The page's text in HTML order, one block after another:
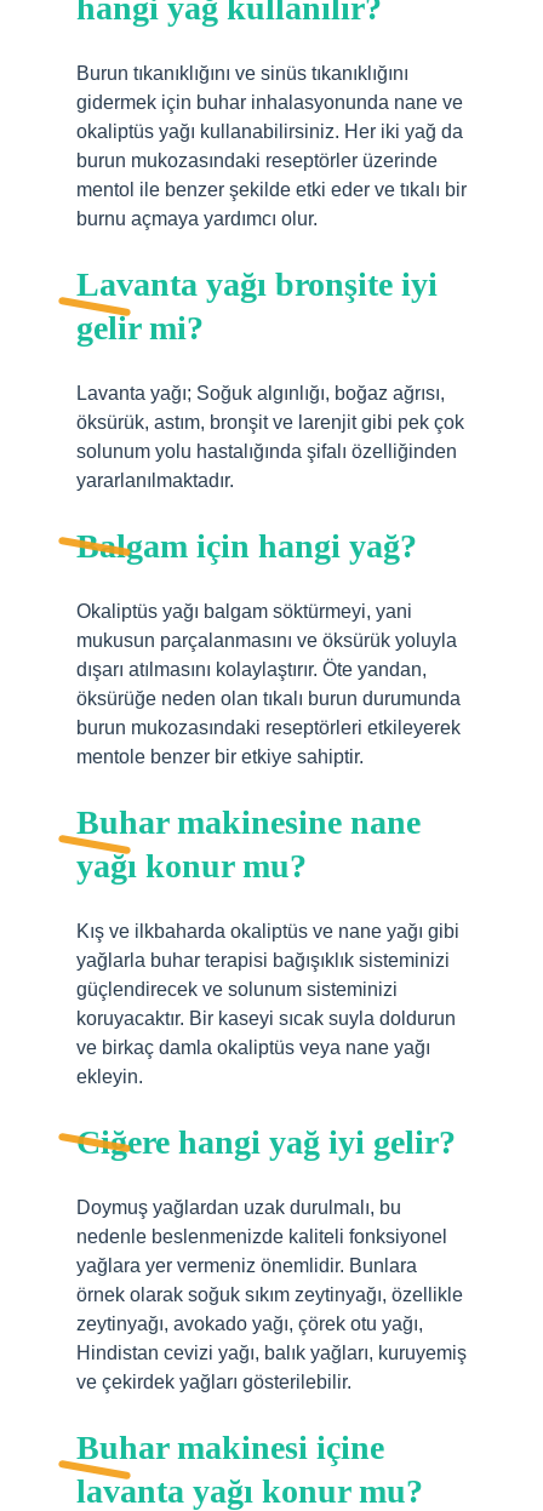
hangi yağ kullanılır?
Burun tıkanıklığını ve sinüs tıkanıklığını
gidermek için buhar inhalasyonunda nane ve
okaliptüs yağı kullanabilirsiniz. Her iki yağ da
burun mukozasındaki reseptörler üzerinde
mentol ile benzer şekilde etki eder ve tıkalı bir
burnu açmaya yardımcı olur.
Lavanta yağı bronşite iyi
gelir mi?
Lavanta yağı; Soğuk algınlığı, boğaz ağrısı,
öksürük, astım, bronşit ve larenjit gibi pek çok
solunum yolu hastalığında şifalı özelliğinden
yararlanılmaktadır.
Balgam için hangi yağ?
Okaliptüs yağı balgam söktürmeyi, yani
mukusun parçalanmasını ve öksürük yoluyla
dışarı atılmasını kolaylaştırır. Öte yandan,
öksürüğe neden olan tıkalı burun durumunda
burun mukozasındaki reseptörleri etkileyerek
mentole benzer bir etkiye sahiptir.
Buhar makinesine nane
yağı konur mu?
Kış ve ilkbaharda okaliptüs ve nane yağı gibi
yağlarla buhar terapisi bağışıklık sisteminizi
güçlendirecek ve solunum sisteminizi
koruyacaktır. Bir kaseyi sıcak suyla doldurun
ve birkaç damla okaliptüs veya nane yağı
ekleyin.
Ciğere hangi yağ iyi gelir?
Doymuş yağlardan uzak durulmalı, bu
nedenle beslenmenizde kaliteli fonksiyonel
yağlara yer vermeniz önemlidir. Bunlara
örnek olarak soğuk sıkım zeytinyağı, özellikle
zeytinyağı, avokado yağı, çörek otu yağı,
Hindistan cevizi yağı, balık yağları, kuruyemiş
ve çekirdek yağları gösterilebilir.
Buhar makinesi içine
lavanta yağı konur mu?